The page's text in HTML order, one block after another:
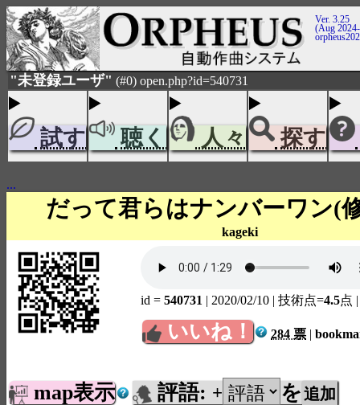
Ver. 3.25
(Aug
"未登録ユーザ" (#0) open.php?id=540731
試す 聴く 人々 探す
...
だって君らはナンバーワン(
kageki
id = 540731 | 2020/02/10 | 技術点=4.5点
いいね！ 284 票 |
map表示 評語: + を